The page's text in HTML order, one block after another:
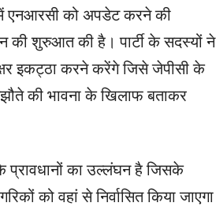
एनआरसी को अपडेट करने की
की शुरुआत की है। पार्टी के सदस्यों ने
इकट्ठा करने करेंगे जिसे जेपीसी के
की भावना के खिलाफ बताकर
का उल्लंघन है जिसके
को वहां से निर्वासित किया जाएगा